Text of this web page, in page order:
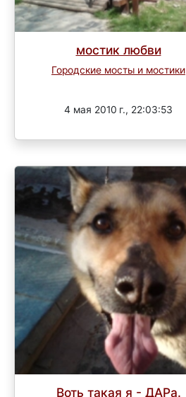
мостик любви
Городские мосты и мостики
4 мая 2010 г., 22:03:53
Воть такая я - ДАРа.